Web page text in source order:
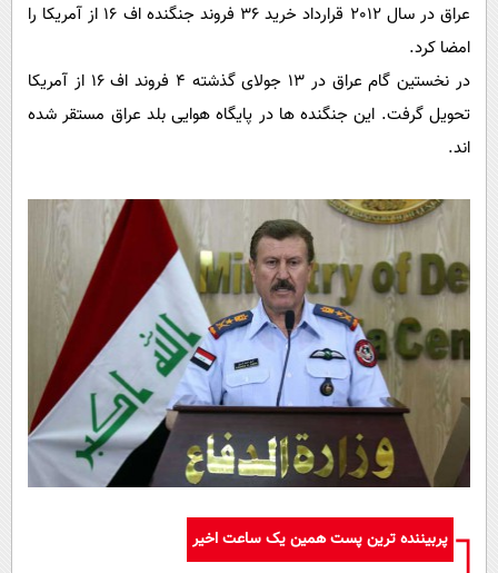
عراق در سال 2012 قرارداد خرید 36 فروند جنگنده اف 16 از آمریکا را
امضا کرد.
در نخستین گام عراق در 13 جولای گذشته 4 فروند اف 16 از آمریکا
تحویل گرفت. این جنگنده ها در پایگاه هوایی بلد عراق مستقر شده
اند.
پربیننده ترین پست همین یک ساعت اخیر